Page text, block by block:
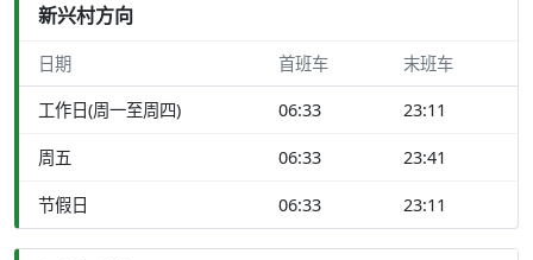
新兴村方向
日期 首班车 末班车
工作日(周一至周四) 06:33 23:11
周五 06:33 23:41
节假日 06:33 23:11